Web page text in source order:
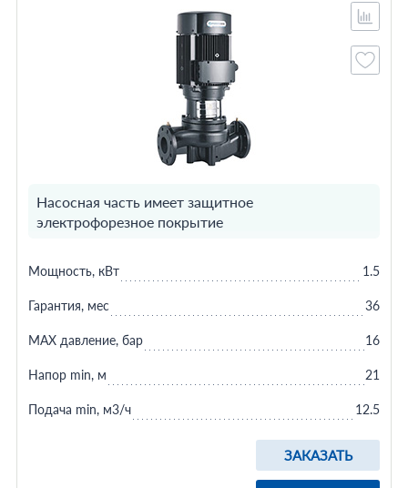
Насосная часть имеет защитное
электрофорезное покрытие
ЗАКАЗАТЬ
Мощность, кВт 1.5
Гарантия, мес 36
MAX давление, бар 16
Напор min, м 21
Подача min, м3/ч 12.5